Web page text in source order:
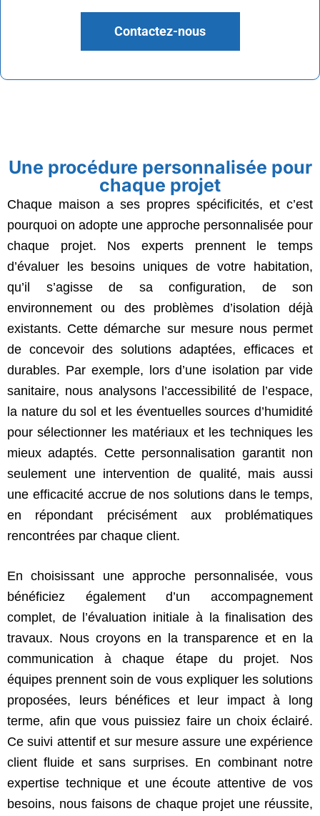
Contactez-nous
Une procédure personnalisée pour
chaque projet
Chaque maison a ses propres spécificités, et c’est
pourquoi on adopte une approche personnalisée pour
chaque projet. Nos experts prennent le temps
d’évaluer les besoins uniques de votre habitation,
qu’il s’agisse de sa configuration, de son
environnement ou des problèmes d’isolation déjà
existants. Cette démarche sur mesure nous permet
de concevoir des solutions adaptées, efficaces et
durables. Par exemple, lors d’une isolation par vide
sanitaire, nous analysons l’accessibilité de l’espace,
la nature du sol et les éventuelles sources d’humidité
pour sélectionner les matériaux et les techniques les
mieux adaptés. Cette personnalisation garantit non
seulement une intervention de qualité, mais aussi
une efficacité accrue de nos solutions dans le temps,
en répondant précisément aux problématiques
rencontrées par chaque client.
En choisissant une approche personnalisée, vous
bénéficiez également d’un accompagnement
complet, de l’évaluation initiale à la finalisation des
travaux. Nous croyons en la transparence et en la
communication à chaque étape du projet. Nos
équipes prennent soin de vous expliquer les solutions
proposées, leurs bénéfices et leur impact à long
terme, afin que vous puissiez faire un choix éclairé.
Ce suivi attentif et sur mesure assure une expérience
client fluide et sans surprises. En combinant notre
expertise technique et une écoute attentive de vos
besoins, nous faisons de chaque projet une réussite,